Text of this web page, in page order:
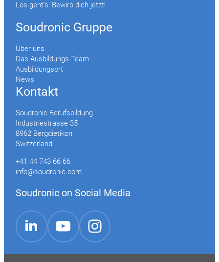
Los geht’s: Bewirb dich jetzt!
Soudronic Gruppe
Über uns
Das Ausbildungs-Team
Ausbildungsort
News
Kontakt
Soudronic Berufsbildung
Industriestrasse 35
8962 Bergdietikon
Switzerland
+41 44 743 66 66
info@soudronic.com
Soudronic on Social Media
LinkedIn
YouTube Instagram